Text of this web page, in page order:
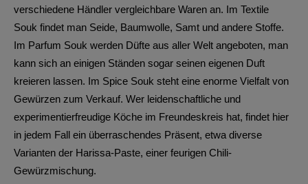
verschiedene Händler vergleichbare Waren an. Im Textile
Souk findet man Seide, Baumwolle, Samt und andere Stoffe.
Im Parfum Souk werden Düfte aus aller Welt angeboten, man
kann sich an einigen Ständen sogar seinen eigenen Duft
kreieren lassen. Im Spice Souk steht eine enorme Vielfalt von
Gewürzen zum Verkauf. Wer leidenschaftliche und
experimentierfreudige Köche im Freundeskreis hat, findet hier
in jedem Fall ein überraschendes Präsent, etwa diverse
Varianten der Harissa-Paste, einer feurigen Chili-
Gewürzmischung.